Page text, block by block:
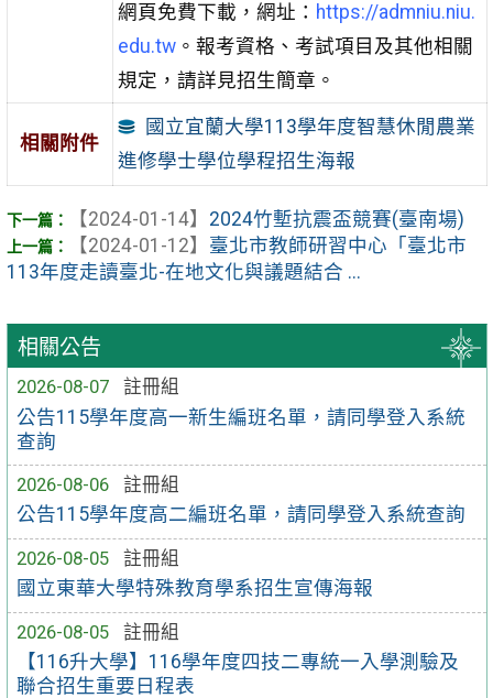
相關公告
2026-08-07
註冊組
公告115學年度高一新生編班名單，請同學登入系統
查詢
2026-08-06
註冊組
公告115學年度高二編班名單，請同學登入系統查詢
2026-08-05
註冊組
國立東華大學特殊教育學系招生宣傳海報
2026-08-05
註冊組
【116升大學】116學年度四技二專統一入學測驗及
聯合招生重要日程表
網頁免費下載，網址： https://admniu.niu.
edu.tw。報考資格、考試項目及其他相關
規定，請詳見招生簡章。
相關附件
國立宜蘭大學113學年度智慧休閒農業
進修學士學位學程招生海報
【2024-01-14】 2024竹塹抗震盃競賽(臺南場)
【2024-01-12】 臺北市教師研習中心「臺北市
113年度走讀臺北-在地文化與議題結合 ...